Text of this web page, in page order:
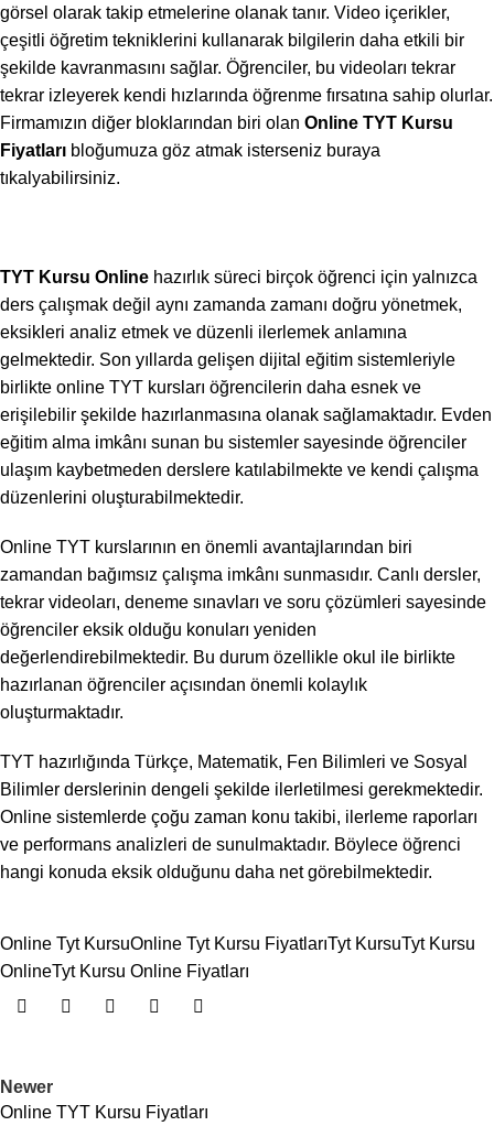
görsel olarak takip etmelerine olanak tanır. Video içerikler,
çeşitli öğretim tekniklerini kullanarak bilgilerin daha etkili bir
şekilde kavranmasını sağlar. Öğrenciler, bu videoları tekrar
tekrar izleyerek kendi hızlarında öğrenme fırsatına sahip olurlar.
Firmamızın diğer bloklarından biri olan Online TYT Kursu
Fiyatları bloğumuza göz atmak isterseniz buraya
tıkalyabilirsiniz.
TYT Kursu Online hazırlık süreci birçok öğrenci için yalnızca
ders çalışmak değil aynı zamanda zamanı doğru yönetmek,
eksikleri analiz etmek ve düzenli ilerlemek anlamına
gelmektedir. Son yıllarda gelişen dijital eğitim sistemleriyle
birlikte online TYT kursları öğrencilerin daha esnek ve
erişilebilir şekilde hazırlanmasına olanak sağlamaktadır. Evden
eğitim alma imkânı sunan bu sistemler sayesinde öğrenciler
ulaşım kaybetmeden derslere katılabilmekte ve kendi çalışma
düzenlerini oluşturabilmektedir.
Online TYT kurslarının en önemli avantajlarından biri
zamandan bağımsız çalışma imkânı sunmasıdır. Canlı dersler,
tekrar videoları, deneme sınavları ve soru çözümleri sayesinde
öğrenciler eksik olduğu konuları yeniden
değerlendirebilmektedir. Bu durum özellikle okul ile birlikte
hazırlanan öğrenciler açısından önemli kolaylık
oluşturmaktadır.
TYT hazırlığında Türkçe, Matematik, Fen Bilimleri ve Sosyal
Bilimler derslerinin dengeli şekilde ilerletilmesi gerekmektedir.
Online sistemlerde çoğu zaman konu takibi, ilerleme raporları
ve performans analizleri de sunulmaktadır. Böylece öğrenci
hangi konuda eksik olduğunu daha net görebilmektedir.
Online Tyt KursuOnline Tyt Kursu FiyatlarıTyt KursuTyt Kursu
OnlineTyt Kursu Online Fiyatları
Newer
Online TYT Kursu Fiyatları